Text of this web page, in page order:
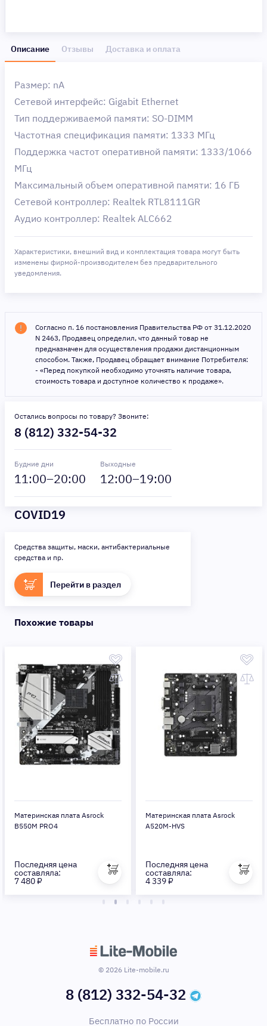
Описание Отзывы Доставка и оплата
Размер: nA
Сетевой интерфейс: Gigabit Ethernet
Тип поддерживаемой памяти: SO-DIMM
Частотная спецификация памяти: 1333 МГц
Поддержка частот оперативной памяти: 1333/1066
МГц
Максимальный объем оперативной памяти: 16 ГБ
Сетевой контроллер: Realtek RTL8111GR
Аудио контроллер: Realtek ALC662
Характеристики, внешний вид и комплектация товара могут быть
изменены фирмой-производителем без предварительного
уведомления.
Согласно п. 16 постановления Правительства РФ от 31.12.2020
N 2463, Продавец определил, что данный товар не
предназначен для осуществления продажи дистанционным
способом. Также, Продавец обращает внимание Потребителя:
- «Перед покупкой необходимо уточнять наличие товара,
стоимость товара и доступное количество к продаже».
Остались вопросы по товару? Звоните:
8 (812) 332-54-32
Будние дни
11:00–20:00
Выходные
12:00–19:00
COVID19
Средства защиты, маски, антибактериальные
средства и пр.
Перейти в раздел
Похожие товары
Материнская плата Asrock
B550M PRO4
Последняя цена
составляла:
7 480 ₽
Материнская плата Asrock
A520M-HVS
Последняя цена
составляла:
4 339 ₽
© 2026 Lite-mobile.ru
8 (812) 332-54-32
Бесплатно по России